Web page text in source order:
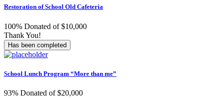
Restoration of School Old Cafeteria
100% Donated of $10,000
Thank You!
Has been completed
School Lunch Program “More than me”
93% Donated of $20,000